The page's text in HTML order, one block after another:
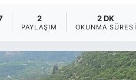
2
PAYLAŞIM
2 DK
OKUNMA SÜRESI